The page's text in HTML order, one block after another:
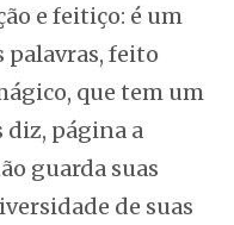
e feitiço: é um
palavras, feito
que tem um
diz, página a
guarda suas
de suas